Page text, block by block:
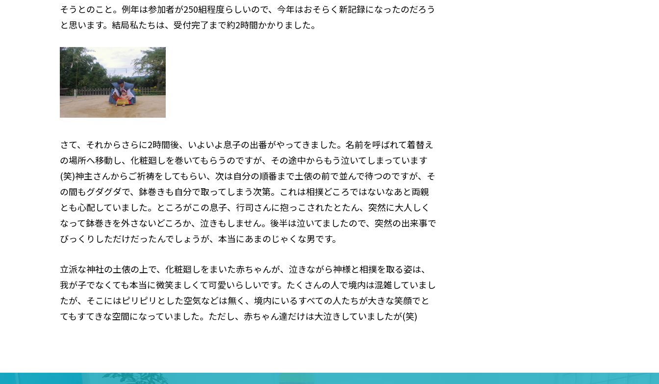
そうとのこと。例年は参加者が250組程度らしいので、今年はおそらく新記録になったのだろう
と思います。結局私たちは、受付完了まで約2時間かかりました。
さて、それからさらに2時間後、いよいよ息子の出番がやってきました。名前を呼ばれて着替え
の場所へ移動し、化粧廻しを巻いてもらうのですが、その途中からもう泣いてしまっています
(笑)神主さんからご祈祷をしてもらい、次は自分の順番まで土俵の前で並んで待つのですが、そ
の間もグダグダで、鉢巻きも自分で取ってしまう次第。これは相撲どころではないなあと両親
とも心配していました。ところがこの息子、行司さんに抱っこされたとたん、突然に大人しく
なって鉢巻きを外さないどころか、泣きもしません。後半は泣いてましたので、突然の出来事で
びっくりしただけだったんでしょうが、本当にあまのじゃくな男です。
立派な神社の土俵の上で、化粧廻しをまいた赤ちゃんが、泣きながら神様と相撲を取る姿は、
我が子でなくても本当に微笑ましくて可愛いらしいです。たくさんの人で境内は混雑していまし
たが、そこにはピリピリとした空気などは無く、境内にいるすべての人たちが大きな笑顔でと
てもすてきな空間になっていました。ただし、赤ちゃん達だけは大泣きしていましたが(笑)